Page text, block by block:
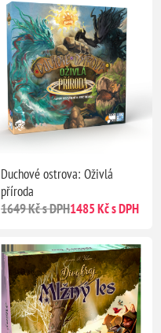
Duchové ostrova: Oživlá
příroda
1649 Kč s DPH1485 Kč s DPH